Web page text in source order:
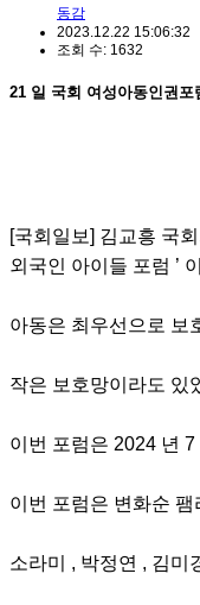
동감
2023.12.22 15:06:32
조회 수: 1632
21 일 국회 여성아동인권
[국회일보] 김교흥 국
외국인 아이들 포럼 ’
아동은 최우선으로 보
작은 보호망이라도 있
이번 포럼은 2024 년
이번 포럼은 변화순
소라미 , 박정연 , 김미